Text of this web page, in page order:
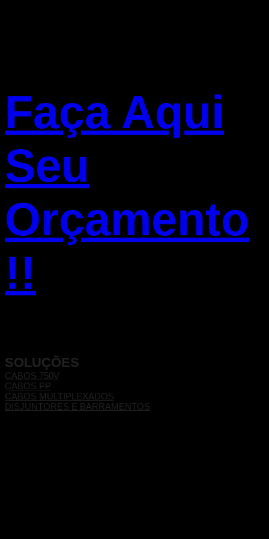
Faça Aqui
Seu
Orçamento
!!
SOLUÇÕES
CABOS 750V
CABOS PP
CABOS MULTIPLEXADOS
DISJUNTORES E BARRAMENTOS